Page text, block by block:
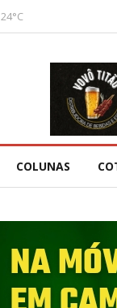
24°C
COLUNAS